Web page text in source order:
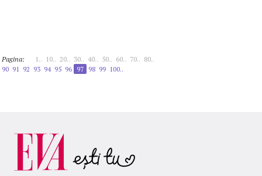
Pagina: 1.. 10.. 20.. 30.. 40.. 50.. 60.. 70.. 80..
90 91 92 93 94 95 96 97 98 99 100..